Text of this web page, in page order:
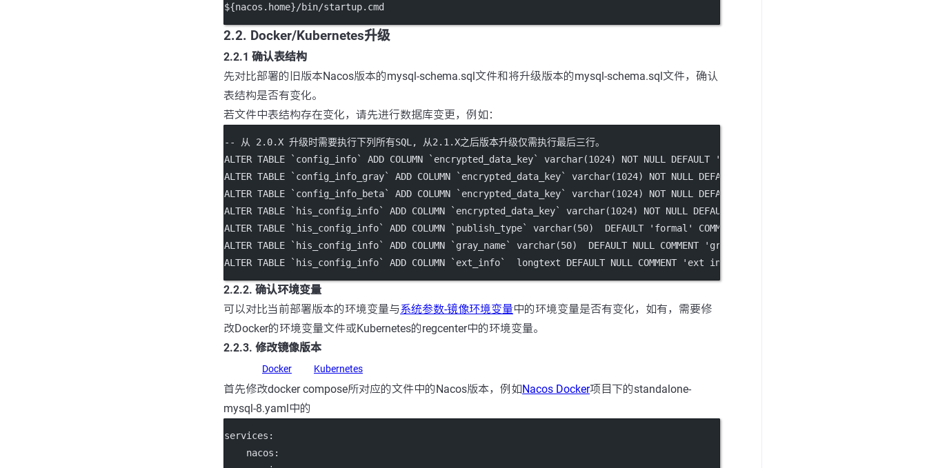
${nacos.home}/bin/startup.cmd
2.2. Docker/Kubernetes升级
2.2.1 确认表结构
先对比部署的旧版本Nacos版本的mysql-schema.sql文件和将升级版本的mysql-schema.sql文件，确认
表结构是否有变化。
若文件中表结构存在变化，请先进行数据库变更，例如：
-- 从 2.0.X 升级时需要执行下列所有SQL, 从2.1.X之后版本升级仅需执行最后三行。
ALTER TABLE `config_info` ADD COLUMN `encrypted_data_key` varchar(1024) NOT NULL DEFAULT ''
ALTER TABLE `config_info_gray` ADD COLUMN `encrypted_data_key` varchar(1024) NOT NULL DEFAULT
ALTER TABLE `config_info_beta` ADD COLUMN `encrypted_data_key` varchar(1024) NOT NULL DEFAULT
ALTER TABLE `his_config_info` ADD COLUMN `encrypted_data_key` varchar(1024) NOT NULL DEFAULT
ALTER TABLE `his_config_info` ADD COLUMN `publish_type` varchar(50) DEFAULT 'formal' COMMENT
ALTER TABLE `his_config_info` ADD COLUMN `gray_name` varchar(50) DEFAULT NULL COMMENT 'gray name'
ALTER TABLE `his_config_info` ADD COLUMN `ext_info`
  longtext
DEFAULT NULL COMMENT 'ext info'
2.2.2. 确认环境变量
可以对比当前部署版本的环境变量与系统参数-镜像环境变量中的环境变量是否有变化，如有，需要修
改Docker的环境变量文件或Kubernetes的regcenter中的环境变量。
2.2.3. 修改镜像版本
Docker Kubernetes
首先修改docker compose所对应的文件中的Nacos版本，例如Nacos Docker项目下的standalone-
mysql-8.yaml中的
services :
nacos :